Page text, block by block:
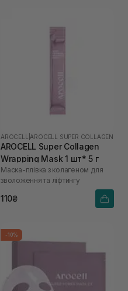
AROCELL AROCELL SUPER COLLAGEN
AROCELL Super Collagen
Wrapping Mask 1 шт* 5 г
Маска-плівка з колагеном для
зволоження та ліфтингу
110₴
-10%